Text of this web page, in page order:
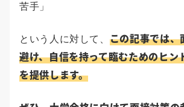
苦手」
という人に対して、 この記事では
避け、自信を持って臨むためのヒン
を提供します。